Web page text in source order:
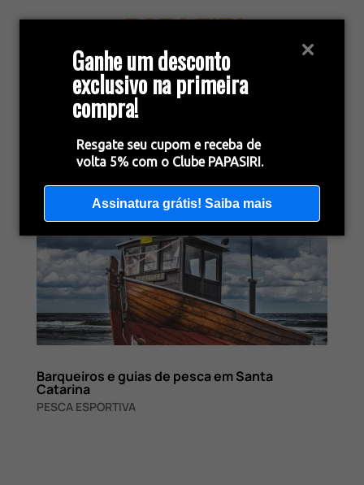
Ganhe um desconto
exclusivo na primeira
compra!
Resgate seu cupom e receba de
volta 5% com o Clube PAPASIRI.
Assinatura grátis! Saiba mais
Barqueiros e guias de pesca em Santa
Catarina
PESCA ESPORTIVA